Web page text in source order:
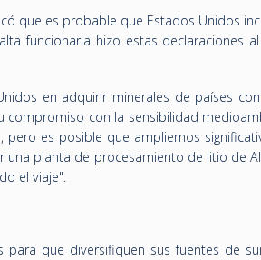
que es probable que Estados Unidos
funcionaria hizo estas declaraciones
en adquirir minerales de países
con la sensibilidad
es posible que ampliemos
una planta de procesamiento de litio de
el viaje".
que diversifiquen sus fuentes de